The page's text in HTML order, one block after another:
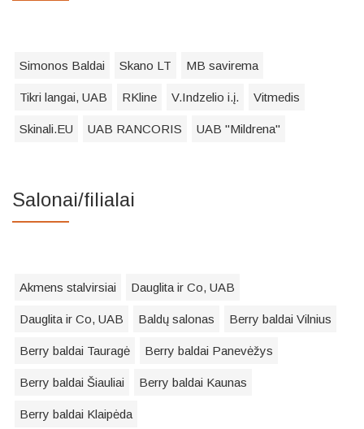
Simonos Baldai Skano LT MB savirema
Tikri langai, UAB RKline V.Indzelio i.į. Vitmedis
Skinali.EU UAB RANCORIS UAB "Mildrena"
Salonai/filialai
Akmens stalvirsiai Dauglita ir Co, UAB
Dauglita ir Co, UAB Baldų salonas Berry baldai Vilnius
Berry baldai Tauragė Berry baldai Panevėžys
Berry baldai Šiauliai Berry baldai Kaunas
Berry baldai Klaipėda